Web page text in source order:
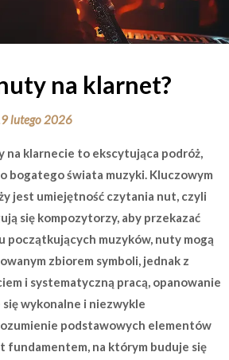
na klarnet?
lutego 2026
na klarnecie to ekscytująca podróż,
bogatego świata muzyki. Kluczowym
jest umiejętność czytania nut, czyli
się kompozytorzy, aby przekazać
początkujących muzyków, nuty mogą
zbiorem symboli, jednak z
i systematyczną pracą, opanowanie
wykonalne i niezwykle
podstawowych elementów
fundamentem, na którym buduje się